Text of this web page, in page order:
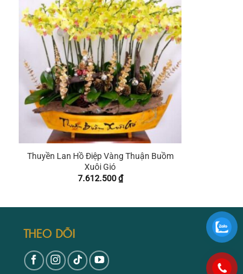
Thuyền Lan Hồ Điệp Vàng Thuận Buồm
Xuôi Gió
7.612.500₫
THEO DÕI